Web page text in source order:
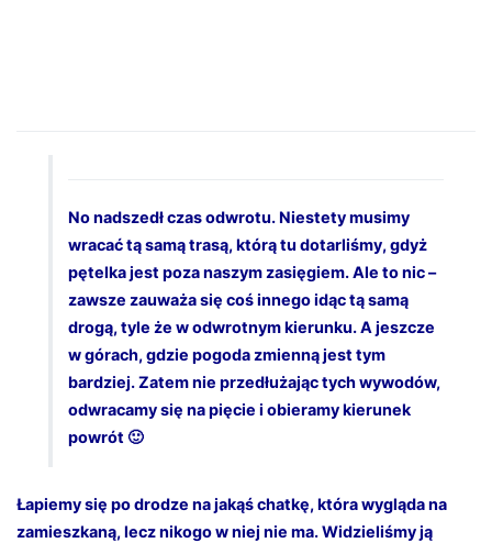
No nadszedł czas odwrotu. Niestety musimy
wracać tą samą trasą, którą tu dotarliśmy, gdyż
pętelka jest poza naszym zasięgiem. Ale to nic –
zawsze zauważa się coś innego idąc tą samą
drogą, tyle że w odwrotnym kierunku. A jeszcze
w górach, gdzie pogoda zmienną jest tym
bardziej. Zatem nie przedłużając tych wywodów,
odwracamy się na pięcie i obieramy kierunek
powrót 🙂
Łapiemy się po drodze na jakąś chatkę, która wygląda na
zamieszkaną, lecz nikogo w niej nie ma. Widzieliśmy ją